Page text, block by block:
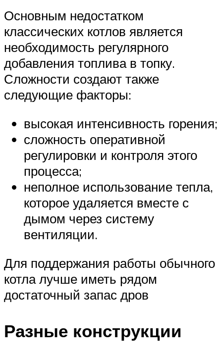
Основным недостатком
классических котлов является
необходимость регулярного
добавления топлива в топку.
Сложности создают также
следующие факторы:
высокая интенсивность горения;
сложность оперативной
регулировки и контроля этого
процесса;
неполное использование тепла,
которое удаляется вместе с
дымом через систему
вентиляции.
Для поддержания работы обычного
котла лучше иметь рядом
достаточный запас дров
Разные конструкции